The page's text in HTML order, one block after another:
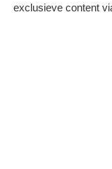
exclusieve content